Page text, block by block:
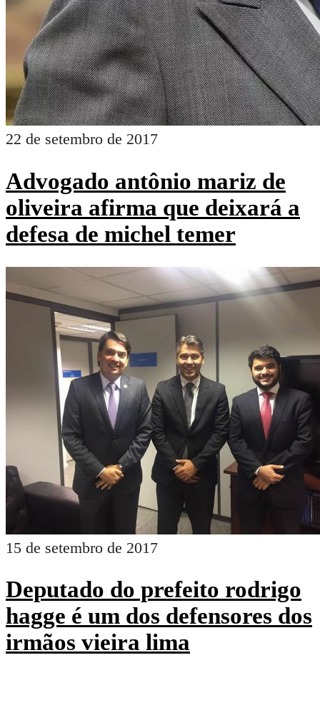
22 de setembro de 2017
Advogado antônio mariz de
oliveira afirma que deixará a
defesa de michel temer
15 de setembro de 2017
Deputado do prefeito rodrigo
hagge é um dos defensores dos
irmãos vieira lima